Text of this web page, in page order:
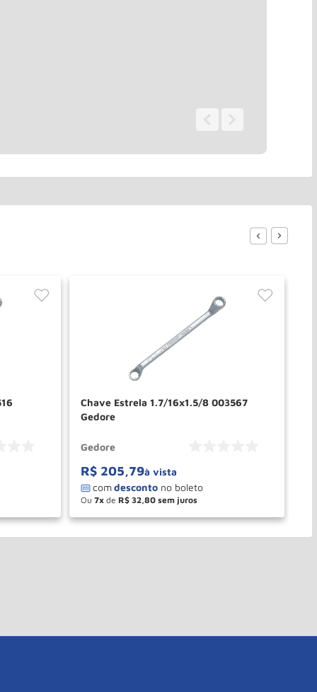
Chave Estrela 1.7/16x1.5/8 003567
Gedore
Gedore
R$ 205,79à vista
Ou 7 de R$ 32,80
＋
－ COMPRAR